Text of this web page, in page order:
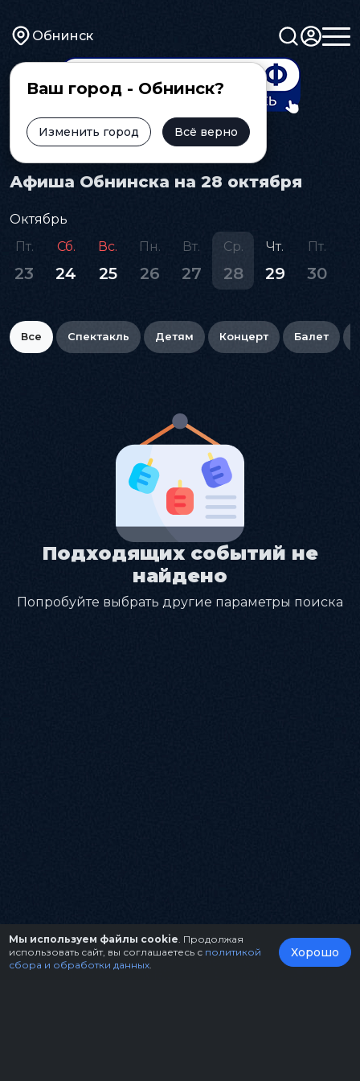
Обнинск
Ваш город - Обнинск?
Изменить город Всё верно
Главная Афиша
Афиша Обнинска на 28 октября
Октябрь
Пт.
23
Сб.
24
Вс.
25
Пн.
26
Вт.
27
Ср.
28
Чт.
29
Пт.
30
Все Спектакль Детям Концерт Балет
Подходящих событий не
найдено
Попробуйте выбрать другие параметры поиска
Мы используем файлы cookie . Продолжая
использовать сайт, вы соглашаетесь с политикой
сбора и обработки данных
Хорошо